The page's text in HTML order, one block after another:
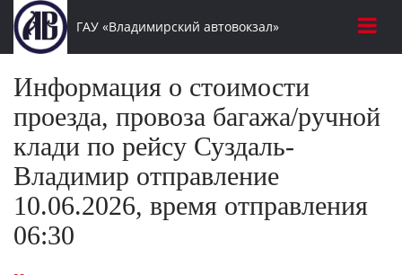
ГАУ «Владимирский автовокзал»
Информация о стоимости
проезда, провоза багажа/ручной
клади по рейсу Суздаль-
Владимир отправление
10.06.2026, время отправления
06:30